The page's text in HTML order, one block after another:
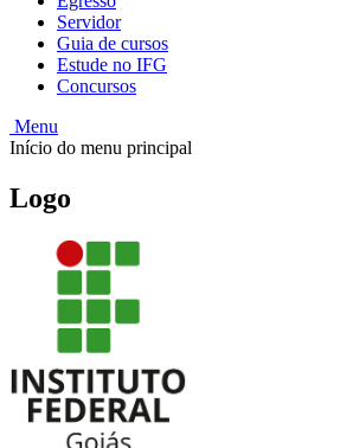
Servidor
Guia de cursos
Estude no IFG
Concursos
Menu
Início do menu principal
Logo